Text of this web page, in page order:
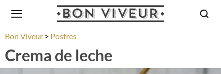
Bon Viveur Postres
Crema de leche